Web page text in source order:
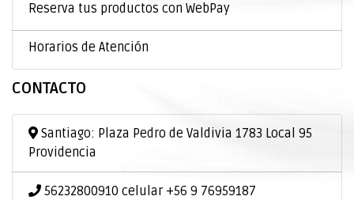
Reserva tus productos con WebPay
Horarios de Atención
CONTACTO
Santiago: Plaza Pedro de Valdivia 1783 Local 95
Providencia
56232800910 celular +56 9 76959187